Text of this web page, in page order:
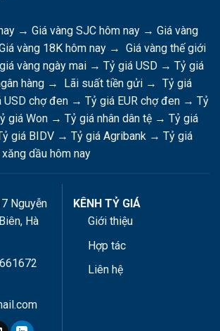
→ Giá vàng SJC hôm nay → Giá vàng
vàng 18K hôm nay → Giá vàng thế giới
vàng ngày mai → Tỷ giá USD → Tỷ giá
hàng → Lãi suất tiền gửi → Tỷ giá
USD chợ đen → Tỷ giá EUR chợ đen → Tỷ
giá Won → Tỷ giá nhân dân tệ → Tỷ giá
giá BIDV → Tỷ giá Agribank → Tỷ giá
xăng dầu hôm nay
Nguyễn
Hà
KÊNH TỶ GIÁ
Giới thiệu
Hợp tác
Liên hệ